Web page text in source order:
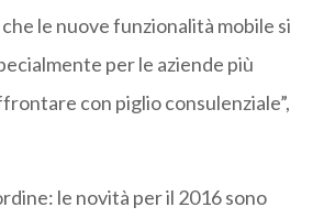
le nuove funzionalità mobile si
per le aziende più
con piglio consulenziale”,
le novità per il 2016 sono